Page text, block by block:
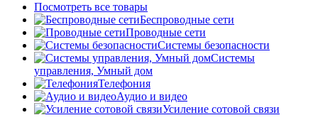
Посмотреть все товары
Беспроводные сети
Проводные сети
Системы безопасности
Системы
управления, Умный дом
Телефония
Аудио и видео
Усиление сотовой связи